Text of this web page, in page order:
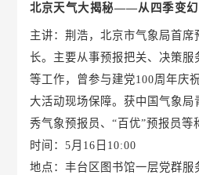
北京天气大揭秘——从四季变
主讲：荆浩，北京市气象局首席
长。主要从事预报把关、决策服
等工作，曾参与建党100周年庆
大活动现场保障。获中国气象局
秀气象预报员、“百优”预报员等
时间：5月16日10:00
地点：丰台区图书馆一层党群服